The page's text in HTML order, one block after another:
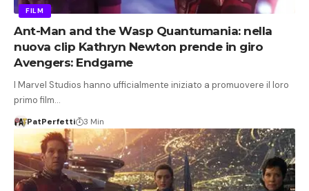
FILM
Ant-Man and the Wasp Quantumania: nella
nuova clip Kathryn Newton prende in giro
Avengers: Endgame
I Marvel Studios hanno ufficialmente iniziato a promuovere il loro
primo film…
PatPerfetti 3 Min